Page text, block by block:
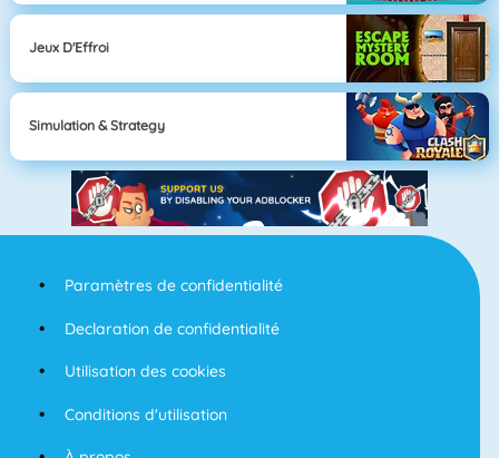
Jeux D'Effroi
Simulation & Strategy
Paramètres de confidentialité
Declaration de confidentialité
Utilisation des cookies
Conditions d'utilisation